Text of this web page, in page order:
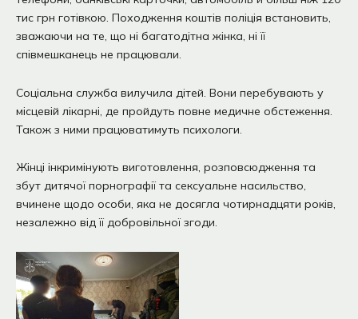
тис грн готівкою. Походження коштів поліція встановить,
зважаючи на те, що ні багатодітна жінка, ні її
співмешканець не працювали.
Соціальна служба вилучила дітей. Вони перебувають у
місцевій лікарні, де пройдуть повне медичне обстеження.
Також з ними працюватимуть психологи.
Жінці інкримінують виготовлення, розповсюдження та
збут дитячої порнографії та сексуальне насильство,
вчинене щодо особи, яка не досягла чотирнадцяти років,
незалежно від її добровільної згоди.